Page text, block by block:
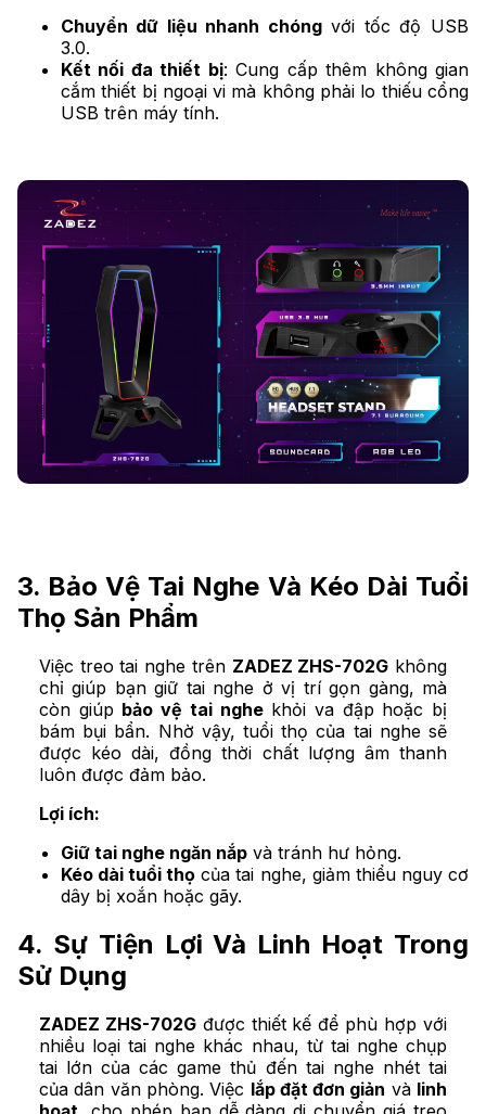
Chuyển dữ liệu nhanh chóng với tốc độ USB
3.0.
Kết nối đa thiết bị: Cung cấp thêm không gian
cắm thiết bị ngoại vi mà không phải lo thiếu cổng
USB trên máy tính.
3. Bảo Vệ Tai Nghe Và Kéo Dài Tuổi
Thọ Sản Phẩm
Việc treo tai nghe trên ZADEZ ZHS-702G không
chỉ giúp bạn giữ tai nghe ở vị trí gọn gàng, mà
còn giúp bảo vệ tai nghekhỏi va đập hoặc bị
bám bụi bẩn. Nhờ vậy, tuổi thọ của tai nghe sẽ
được kéo dài, đồng thời chất lượng âm thanh
luôn được đảm bảo.
Lợi ích:
Giữ tai nghe ngăn nắp và tránh hư hỏng.
Kéo dài tuổi thọ của tai nghe, giảm thiểu nguy cơ
dây bị xoắn hoặc gãy.
4. Sự Tiện Lợi Và Linh Hoạt Trong
Sử Dụng
ZADEZ ZHS-702Gđược thiết kế để phù hợp với
nhiều loại tai nghe khác nhau, từ tai nghe chụp
tai lớn của các game thủ đến tai nghe nhét tai
của dân văn phòng. Việc lắp đặt đơn giản và linh